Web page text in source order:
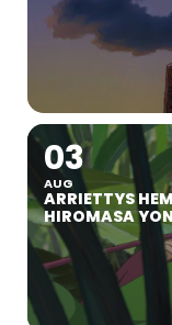
03
AUG
ARRIETTYS
HIROMASA